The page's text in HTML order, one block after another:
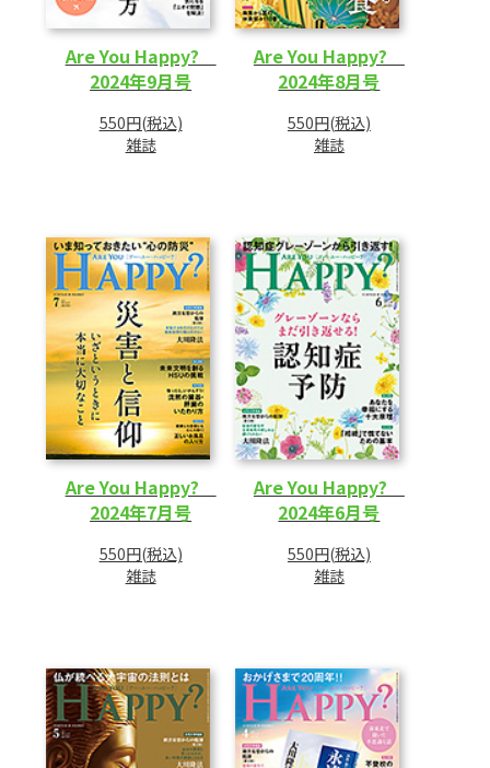
Are You Happy?
2024年9月号
550円(税込)
雑誌
Are You Happy?
2024年8月号
550円(税込)
雑誌
Are You Happy?
2024年7月号
550円(税込)
雑誌
Are You Happy?
2024年6月号
550円(税込)
雑誌